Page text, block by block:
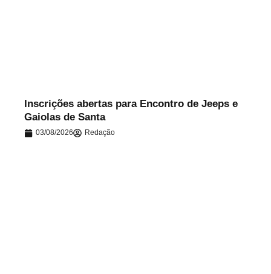
Inscrições abertas para Encontro de Jeeps e
Gaiolas de Santa
03/08/2026 Redação